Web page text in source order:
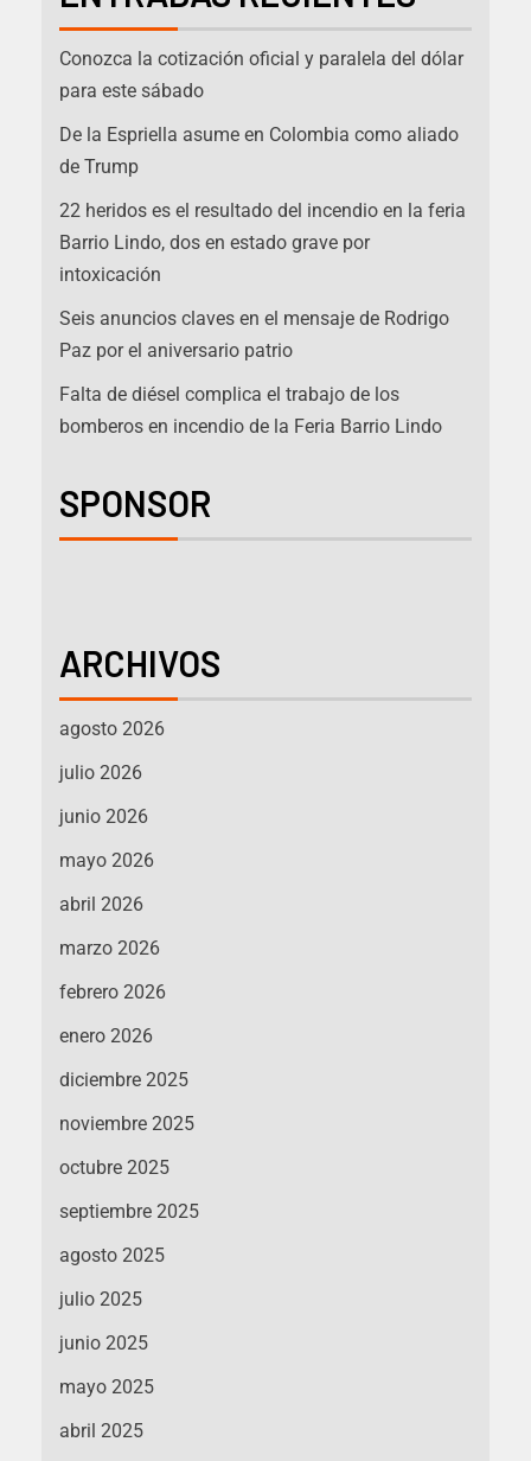
Conozca la cotización oficial y paralela del dólar
para este sábado
De la Espriella asume en Colombia como aliado
de Trump
22 heridos es el resultado del incendio en la feria
Barrio Lindo, dos en estado grave por
intoxicación
Seis anuncios claves en el mensaje de Rodrigo
Paz por el aniversario patrio
Falta de diésel complica el trabajo de los
bomberos en incendio de la Feria Barrio Lindo
SPONSOR
ARCHIVOS
agosto 2026
julio 2026
junio 2026
mayo 2026
abril 2026
marzo 2026
febrero 2026
enero 2026
diciembre 2025
noviembre 2025
octubre 2025
septiembre 2025
agosto 2025
julio 2025
junio 2025
mayo 2025
abril 2025